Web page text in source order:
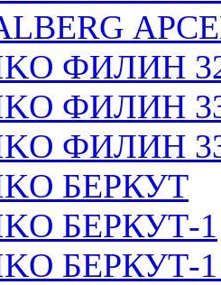
ФИЛИН 32
ФИЛИН 33
ФИЛИН 33
БЕРКУТ
БЕРКУТ-1
БЕРКУТ-